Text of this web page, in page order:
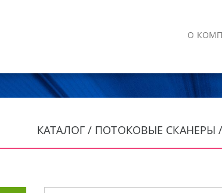
О
КАТАЛОГ / ПОТОКОВЫЕ СКАНЕРЫ /